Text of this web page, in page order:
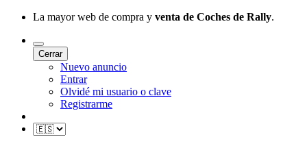
La mayor web de compra y venta de Coches de Rally.
Cerrar
Nuevo anuncio
Entrar
Olvidé mi usuario o clave
Registrarme